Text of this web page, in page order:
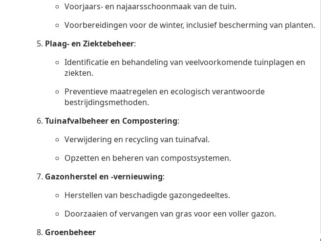
Voorjaars- en najaarsschoonmaak van de tuin.
Voorbereidingen voor de winter, inclusief bescherming van planten.
Plaag- en Ziektebeheer:
Identificatie en behandeling van veelvoorkomende tuinplagen en
ziekten.
Preventieve maatregelen en ecologisch verantwoorde
bestrijdingsmethoden.
Tuinafvalbeheer en Compostering:
Verwijdering en recycling van tuinafval.
Opzetten en beheren van compostsystemen.
Gazonherstel en -vernieuwing:
Herstellen van beschadigde gazongedeeltes.
Doorzaaien of vervangen van gras voor een voller gazon.
Groenbeheer